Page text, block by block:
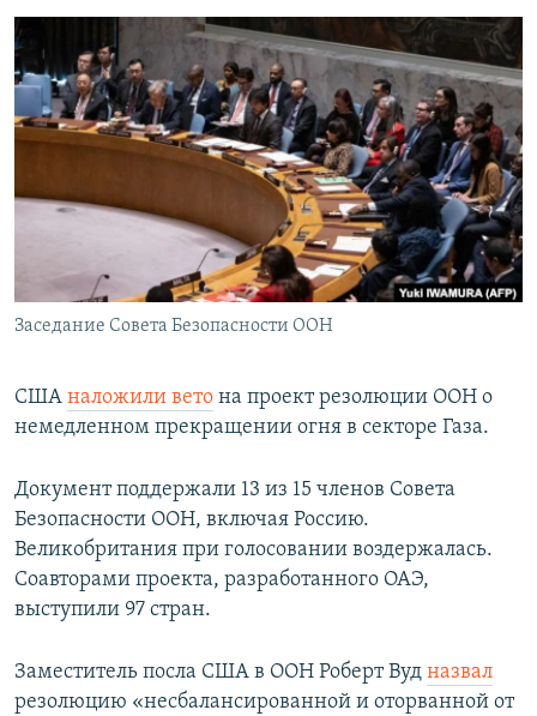
поиску
ТОҶИКӢ
TÜRKMENÇE
Все сайты РСЕ/РС
Заседание Совета Безопасности ООН
США наложили вето на проект резолюции ООН о
немедленном прекращении огня в секторе Газа.
Документ поддержали 13 из 15 членов Совета
Безопасности ООН, включая Россию.
Великобритания при голосовании воздержалась.
Соавторами проекта, разработанного ОАЭ,
выступили 97 стран.
Заместитель посла США в ООН Роберт Вуд назвал
резолюцию «несбалансированной и оторванной от